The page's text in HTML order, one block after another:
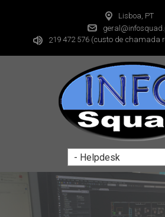
Lisboa, PT
219 472 576 (custo de chamada